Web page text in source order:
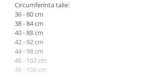
Circumferinta talie:
36 - 80 cm
38 - 84 cm
40 - 88 cm
42 - 92 cm
44 - 98 cm
46 - 102 cm
48 - 106 cm